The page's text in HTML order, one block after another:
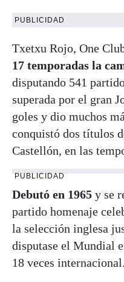
PUBLICIDAD
Txetxu Rojo, One
17 temporadas la
disputando 541
superada por el gran
goles y dio muchos
conquistó dos títulos
Castellón, en las
PUBLICIDAD
Debutó en 1965 y se
partido homenaje
la selección inglesa
disputase el Mundial
18 veces internacional.